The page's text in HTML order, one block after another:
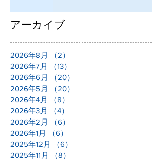
アーカイブ
2026年8月 （2）
2026年7月
（13）
2026年6月
（20）
2026年5月
（20）
2026年4月
（8）
2026年3月
（4）
2026年2月
（6）
2026年1月
（6）
2025年12月
（6）
2025年11月
（8）